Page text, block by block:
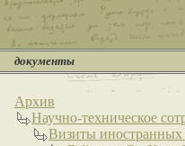
документы
Архив
Научно-техническое
Визиты